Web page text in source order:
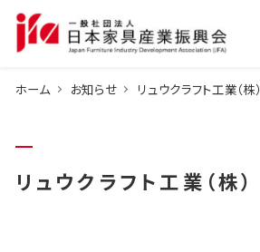
ホーム お知らせ リュウクラフト工業（株）
リュウクラフト工業（株）